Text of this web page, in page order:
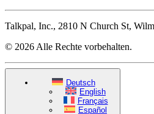
Talkpal, Inc., 2810 N Church St,
© 2026 Alle Rechte vorbehalten.
Deutsch
English
Français
Español